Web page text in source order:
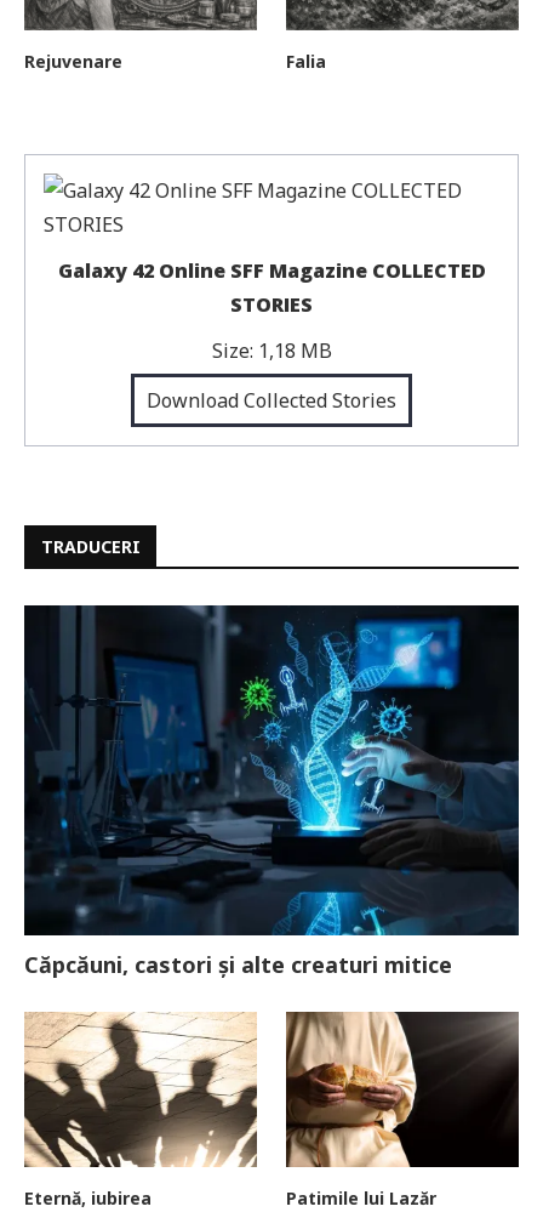
Rejuvenare Falia
Galaxy 42 Online SFF Magazine COLLECTED
STORIES
Size: 1,18 MB
Download Collected Stories
TRADUCERI
Căpcăuni, castori și alte creaturi mitice
Eternă, iubirea Patimile lui Lazăr